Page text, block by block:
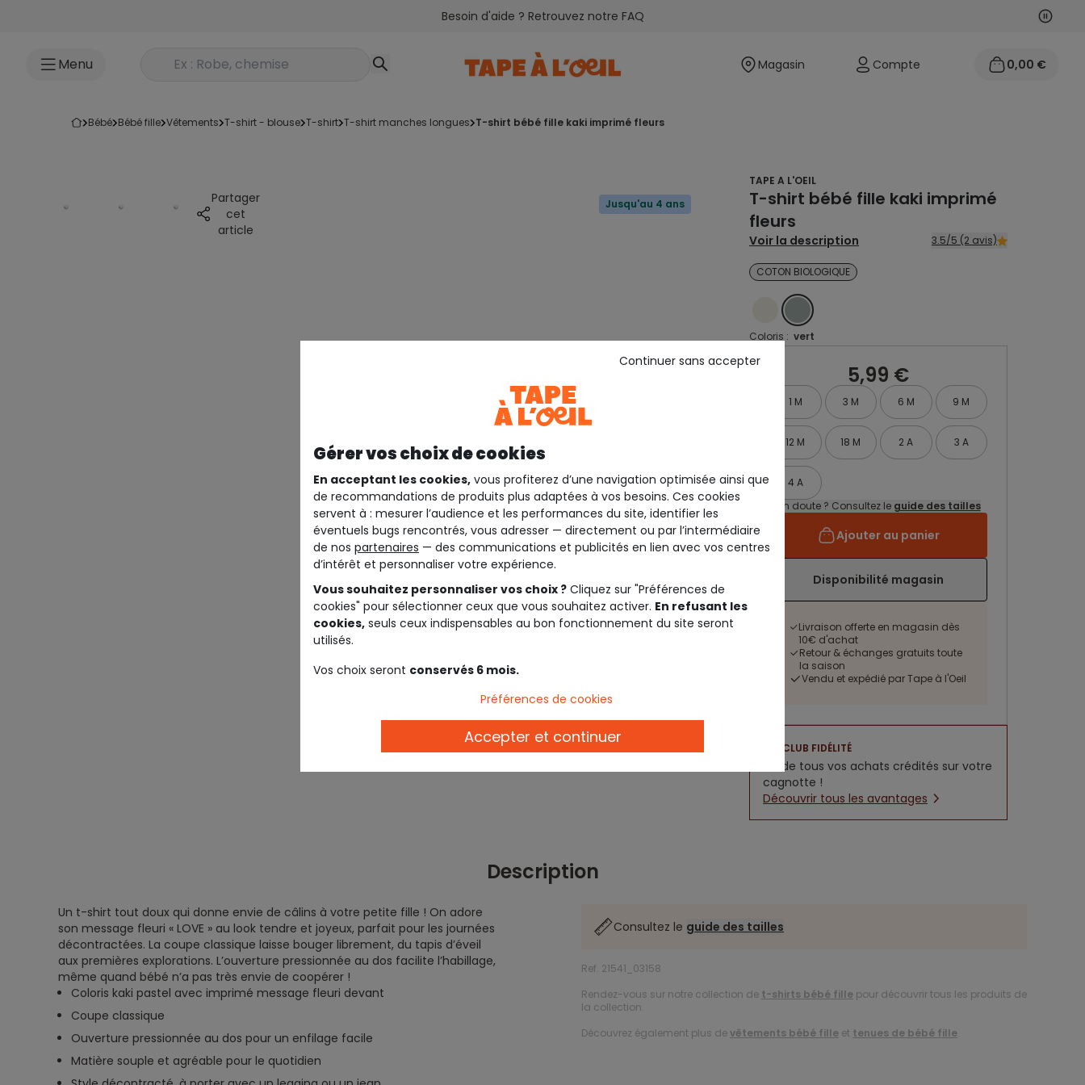
Besoin d'aide ? Retrouvez notre FAQ
Menu Rechercher un produit Magasin Compte 0,00 €
bébé bébé fille vêtements t-shirt - blouse t-shirt t-shirt manches longues t-shirt bébé fille kaki imprimé fleurs
Partager
cet
article
Jusqu'au 4 ans
TAPE A L'OEIL
T-shirt bébé fille kaki imprimé
fleurs
Voir la description 3.5/5 (2 avis)
COTON BIOLOGIQUE
ECRUVERT
Coloris : vert
5,99 €
1 M 3 M 6 M 9 M
12 M 18 M 2 A 3 A
4 A
Un doute ? Consultez le guide des tailles
Ajouter au panier
Disponibilité magasin
Livraison offerte en magasin dès
10€ d'achat
Retour & échanges gratuits toute
la saison
Vendu et expédié par Tape à l'Oeil
CLUB FIDÉLITÉ
5% de tous vos achats crédités sur votre
cagnotte !
Découvrir tous les avantages
Description
Un t-shirt tout doux qui donne envie de câlins à votre petite fille ! On adore
son message fleuri « LOVE » au look tendre et joyeux, parfait pour les journées
décontractées. La coupe classique laisse bouger librement, du tapis d’éveil
aux premières explorations. L’ouverture pressionnée au dos facilite l’habillage,
même quand bébé n’a pas très envie de coopérer !
Coloris kaki pastel avec imprimé message fleuri devant
Coupe classique
Ouverture pressionnée au dos pour un enfilage facile
Matière souple et agréable pour le quotidien
Consultez le guide des tailles
Ref. 21541_03158
Rendez-vous sur notre collection de t-shirts bébé fille pour découvrir tous les produits de
la collection.
Découvrez également plus devêtements bébé fille et tenues de bébé fille.
Gérer vos choix de cookies
En acceptant les cookies, vous profiterez d’une navigation optimisée ainsi que
de recommandations de produits plus adaptées à vos besoins. Ces cookies
servent à : mesurer l’audience et les performances du site, identifier les
éventuels bugs rencontrés, vous adresser — directement ou par l’intermédiaire
de nos partenaires — des communications et publicités en lien avec vos centres
d’intérêt et personnaliser votre expérience.
Vous souhaitez personnaliser vos choix ? Cliquez sur "Préférences de
cookies" pour sélectionner ceux que vous souhaitez activer. En refusant les
cookies, seuls ceux indispensables au bon fonctionnement du site seront
utilisés.
Vos choix seront conservés 6 mois.
Continuer sans accepter
Préférences de cookies
Accepter et continuer